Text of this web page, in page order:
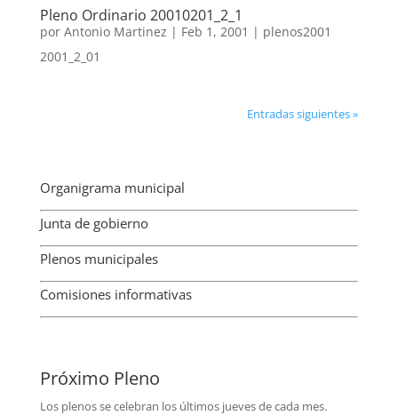
Pleno Ordinario 20010201_2_1
por Antonio Martinez | Feb 1, 2001 | plenos2001
2001_2_01
Entradas siguientes »
Organigrama municipal
Junta de gobierno
Plenos municipales
Comisiones informativas
Próximo Pleno
Los plenos se celebran los últimos jueves de cada mes.